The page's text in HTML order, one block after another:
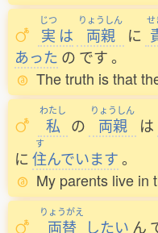
じつ
実 は
りょうしん
両親 に
せ
あった の です。
The truth is that
わたし
私 の
りょうしん
両親 は
に
す
住んでいます。
My parents live in
りょうがえ
両替 したい ん